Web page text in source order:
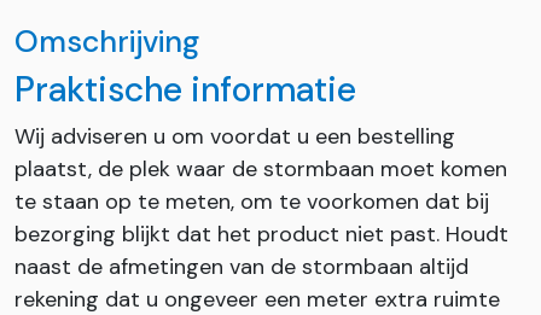
Omschrijving
Praktische informatie
Wij adviseren u om voordat u een bestelling
plaatst, de plek waar de stormbaan moet komen
te staan op te meten, om te voorkomen dat bij
bezorging blijkt dat het product niet past. Houdt
naast de afmetingen van de stormbaan altijd
rekening dat u ongeveer een meter extra ruimte